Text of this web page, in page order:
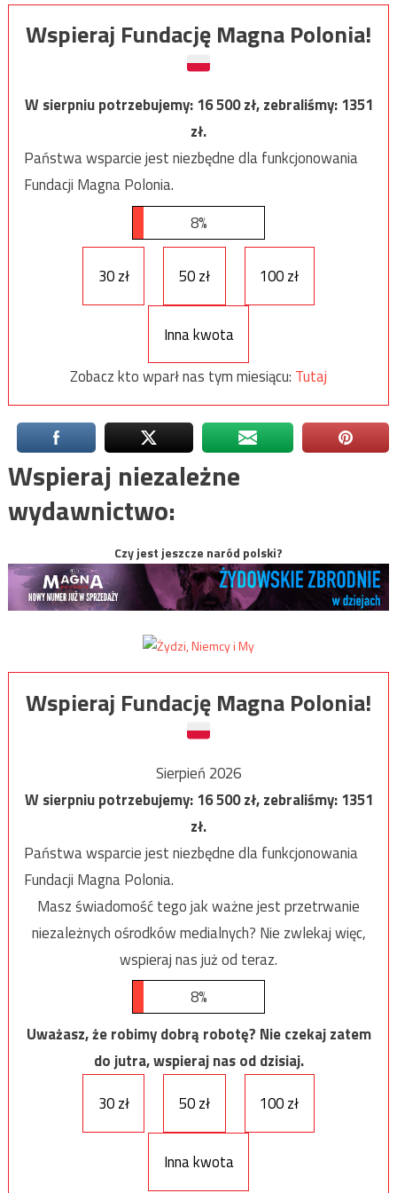
Wspieraj Fundację Magna Polonia!
W sierpniu potrzebujemy:16 500zł, zebraliśmy:1351
zł.
Państwa wsparcie jest niezbędne dla funkcjonowania
Fundacji Magna Polonia.
8%
30 zł 50 zł 100 zł
Inna kwota
Zobacz kto wparł nas tym miesiącu: Tutaj
Wspieraj niezależne
wydawnictwo:
Czy jest jeszcze naród polski?
Wspieraj Fundację Magna Polonia!
Sierpień 2026
W sierpniu potrzebujemy:16 500zł, zebraliśmy:1351
zł.
Państwa wsparcie jest niezbędne dla funkcjonowania
Fundacji Magna Polonia.
Masz świadomość tego jak ważne jest przetrwanie
niezależnych ośrodków medialnych? Nie zwlekaj więc,
wspieraj nas już od teraz.
8%
Uważasz, że robimy dobrą robotę? Nie czekaj zatem
do jutra, wspieraj nas od dzisiaj.
30 zł
50 zł 100 zł
Inna kwota